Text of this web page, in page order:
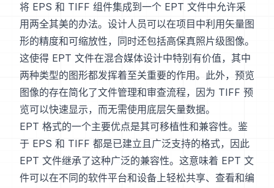
将 EPS 和 TIFF 组件集成到一个 EPT 文件中允许采
用两全其美的办法。设计人员可以在项目中利用矢量图
形的精度和可缩放性，同时还包括高保真照片级图像。
这使得 EPT 文件在混合媒体设计中特别有价值，其中
两种类型的图形都发挥着至关重要的作用。此外，预览
图像的存在简化了文件管理和审查流程，因为 TIFF 预
览可以快速显示，而无需使用底层矢量数据。
EPT 格式的一个主要优点是其可移植性和兼容性。鉴
于 EPS 和 TIFF 都是已建立且广泛支持的格式，因此
EPT 文件继承了这种广泛的兼容性。这意味着 EPT 文
件可以在不同的软件平台和设备上轻松共享、查看和编